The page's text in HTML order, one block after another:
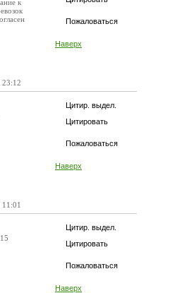
Пожаловаться
Наверх
к
23:12
Цитир. выдел.
Цитировать
Пожаловаться
Наверх
Цитир. выдел.
Цитировать
Пожаловаться
Наверх